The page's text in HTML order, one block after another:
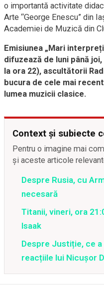
o importantă activitate
Arte “George Enescu” din
Academiei de Muzică din
Emisiunea „Mari
difuzează de luni până
la ora 22), ascultătorii
bucura de cele mai
lumea muzicii clasice.
Context și subiecte
Pentru o imagine mai
și aceste articole
Despre Rusia, cu
necesară
Titanii, vineri, ora
Isaak
Despre Justiție, ce
reacțiile lui Nicușor